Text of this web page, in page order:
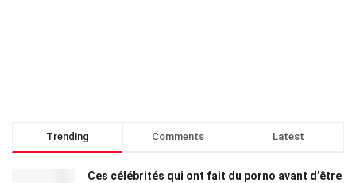
Trending Comments Latest
Ces célébrités qui ont fait du porno avant d’être